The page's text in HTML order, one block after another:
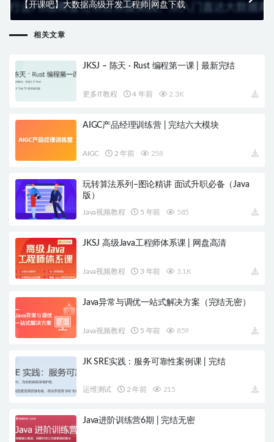
【开课吧】大数据高级开发工程师|网盘下载
相关文章
JKSJ – 陈天 · Rust 编程第一课 | 最新完结
更多IT教程 4 年前 2.3K
AIGC产品经理训练营 | 完结六大模块
AIGC 2 年前 258
玩转算法系列–图论精讲 面试升职必备（Java
版）
Java视频教程 5 年前 585
JKSJ 高级Java工程师体系课 | 网盘高清
Java视频教程 3 年前 3.1K
Java异常与调优一站式解决方案（完结无密）
Java视频教程 5 年前 859
JK SRE实践：服务可靠性案例课 | 完结
运维测试 2 年前 215
Java进阶训练营6期 | 完结无密